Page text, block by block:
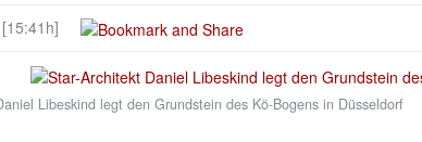
[15:41h]
Libeskind legt den Grundstein des Kö-Bogens in Düsseldorf